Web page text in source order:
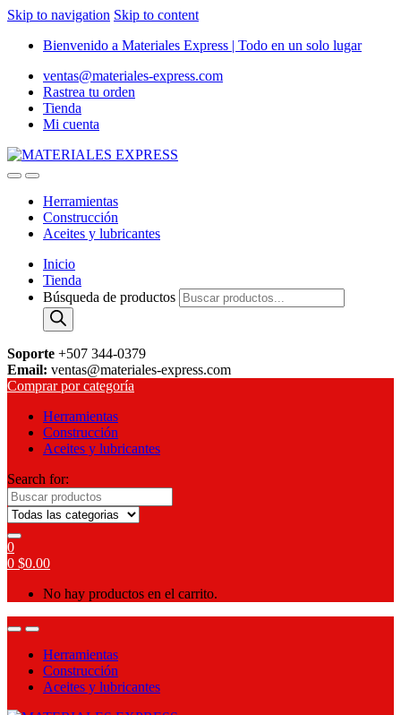
Skip to navigation Skip to content
Bienvenido a Materiales Express | Todo en un solo lugar
ventas@materiales-express.com
Rastrea tu orden
Tienda
Mi cuenta
Herramientas
Construcción
Aceites y lubricantes
Inicio
Tienda
Búsqueda de productos
Soporte +507 344-0379
Email: ventas@materiales-express.com
Comprar por categoría
Herramientas
Construcción
Aceites y lubricantes
Search for:
0
0 $0.00
No hay productos en el carrito.
Herramientas
Construcción
Aceites y lubricantes